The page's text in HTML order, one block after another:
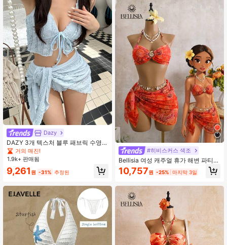
Dazy
DAZY 3개 텍스처 블루 패브릭 수영복
세트 - 수영복 탑, 스커트 및 바텀 휴가
의상 여성 비치
거의 매진!
1.9k+ 판매됨
9,261 원 -31% 추정된
#히비스커스 색조
Bellisia 여성 캐주얼 휴가 해변 파티
우아한 홀터넥 레오파드 프린트 비키
니 비치 커버업 3피스 세트, 여름 컨트
우 의상 여성 수영복 3피스 세트 하바
나 나이트 의상 오렌지 2피스 세트 하
와이안 의상 여성 수영복 여성용 3피
스 세트 2피스 세트 여성 생일 의상 하
와이안 의상 여성 파티 비치웨어 수영
복 사롱 벨리 댄서 의상 Y2k 수영복 요
트 의상 여성 동물원 의상 여성
10,757원 -25% 마지막 3일